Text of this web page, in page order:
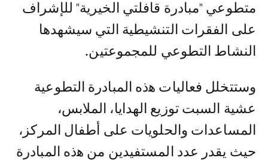
متطوعي "مبادرة قافلتي الخيرية" للإشراف
على الفقرات التنشيطية التي سيشهدها
النشاط التطوعي للمجموعتين.
وستتخلل ﻓﻌﺎﻟﻴﺎﺕ ﻫذﻩ ﺍﻟﻤﺒﺎﺩﺭﺓ التطوعية
عشية السبت ﺗﻮﺯﻳﻊ الهدايا، الملابس،
المساعدات والحلويات على أطفال المركز،
حيث ﻳﻘﺪﺭ ﻋﺪﺩ ﺍﻟﻤﺴﺘﻔﻴﺪﻳﻦ ﻣﻦ ﻫذﻩ ﺍﻟﻤﺒﺎﺩﺭﺓ